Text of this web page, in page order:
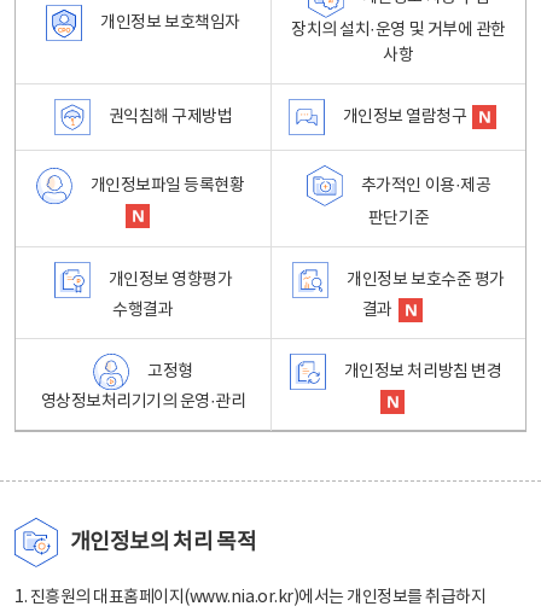
개인정보 보호책임자
장치의 설치·운영 및 거부에 관한
사항
권익침해 구제방법 개인정보 열람청구
개인정보파일 등록현황
추가적인 이용·제공
판단기준
개인정보 영향평가
수행결과
개인정보 보호수준 평가
결과
고정형
영상정보처리기기의 운영·관리
개인정보 처리방침 변경
개인정보의 처리 목적
1. 진흥원의 대표홈페이지(www.nia.or.kr)에서는 개인정보를 취급하지